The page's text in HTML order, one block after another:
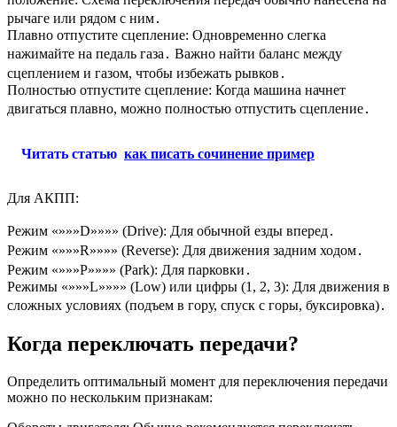
рычаге или рядом с ним․
Плавно отпустите сцепление: Одновременно слегка
нажимайте на педаль газа․ Важно найти баланс между
сцеплением и газом, чтобы избежать рывков․
Полностью отпустите сцепление: Когда машина начнет
двигаться плавно, можно полностью отпустить сцепление․
Читать статью как писать сочинение пример
Для АКПП:
Режим «»»»D»»»» (Drive): Для обычной езды вперед․
Режим «»»»R»»»» (Reverse): Для движения задним ходом․
Режим «»»»P»»»» (Park): Для парковки․
Режимы «»»»L»»»» (Low) или цифры (1, 2, 3): Для движения в
сложных условиях (подъем в гору, спуск с горы, буксировка)․
Когда переключать передачи?
Определить оптимальный момент для переключения передачи
можно по нескольким признакам: